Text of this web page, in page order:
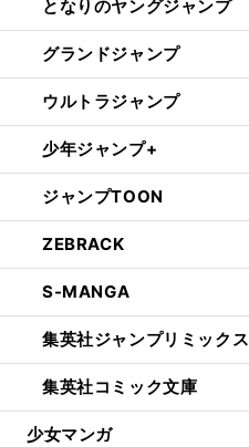
となりのヤングジャンプ
グランドジャンプ
ウルトラジャンプ
少年ジャンプ+
ジャンプTOON
ZEBRACK
S-MANGA
集英社ジャンプリミックス
集英社コミック文庫
少女マンガ